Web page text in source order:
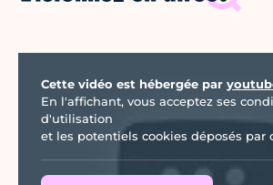
Cette vidéo est hébergée par
En l'affichant, vous acceptez ses
d'utilisation
et les potentiels cookies déposés par